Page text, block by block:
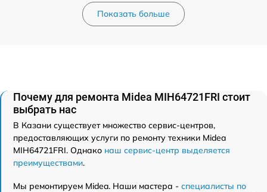
Показать больше
Почему для ремонта Midea MIH64721FRI стоит
выбрать нас
В Казани существует множество сервис-центров,
предоставляющих услуги по ремонту техники Midea
MIH64721FRI. Однако наш сервис-центр выделяется
преимуществами.
Мы ремонтируем Midea. Наши мастера - специалисты по